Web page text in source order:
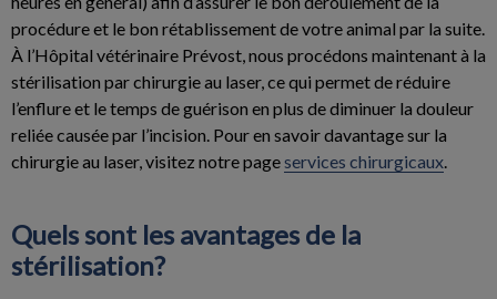
procédure et le bon rétablissement de votre animal par la suite.
À l’Hôpital vétérinaire Prévost, nous procédons maintenant à la
stérilisation par chirurgie au laser, ce qui permet de réduire
l’enflure et le temps de guérison en plus de diminuer la douleur
reliée causée par l’incision. Pour en savoir davantage sur la
chirurgie au laser, visitez notre pageservices chirurgicaux.
Quels sont les avantages de la
stérilisation?